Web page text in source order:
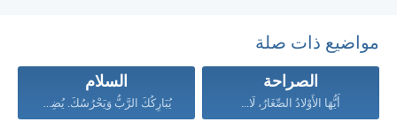
مواضيع ذات صلة
الصراحة
أَيُّهَا الأَوْلادُ الصِّغَارُ، لَا...
السلام
يُبَارِكُكَ الرَّبُّ وَيَحْرُسُكَ. يُضِيءُ...